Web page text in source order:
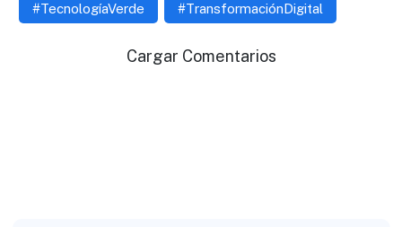
#TecnologíaVerde #TransformaciónDigital
Cargar Comentarios